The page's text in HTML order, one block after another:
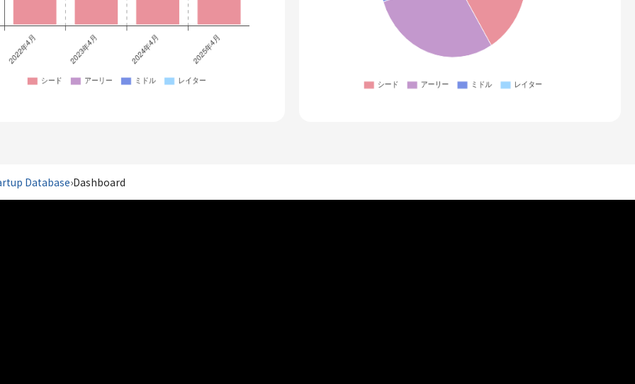
Database›Dashboard